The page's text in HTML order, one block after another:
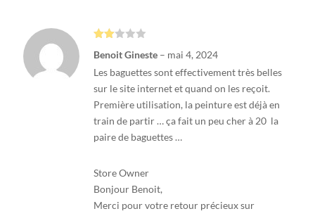
2
sur
5
Benoit Gineste – mai 4, 2024
Les baguettes sont effectivement très belles
sur le site internet et quand on les reçoit.
Première utilisation, la peinture est déjà en
train de partir … ça fait un peu cher à 20  la
paire de baguettes …
Store Owner
Bonjour Benoit,
Merci pour votre retour précieux sur